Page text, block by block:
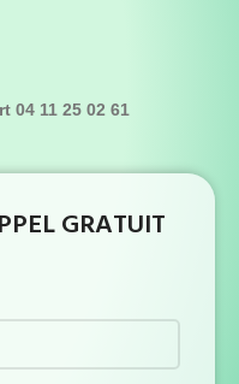
04 11 25 02 61
GRATUIT